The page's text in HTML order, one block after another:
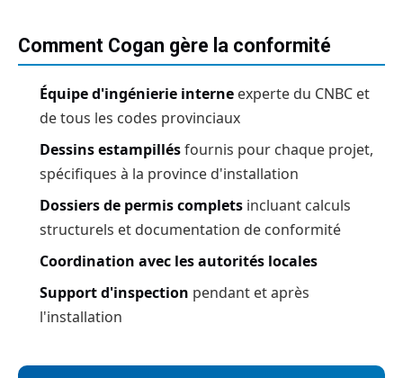
Comment Cogan gère la conformité
Équipe d'ingénierie interne experte du CNBC et
de tous les codes provinciaux
Dessins estampillésfournis pour chaque projet,
spécifiques à la province d'installation
Dossiers de permis complets incluant calculs
structurels et documentation de conformité
Coordination avec les autorités locales
Support d'inspection pendant et après
l'installation